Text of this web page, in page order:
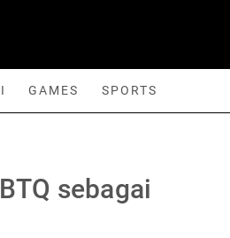
GAMES SPORTS
sebagai